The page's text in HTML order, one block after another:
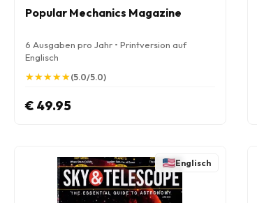
Popular Mechanics Magazine
6 Ausgaben pro Jahr • Printversion auf
Englisch
★
★★
★★
★★
★★
★(5.0/5.0)
€ 49.95
Englisch